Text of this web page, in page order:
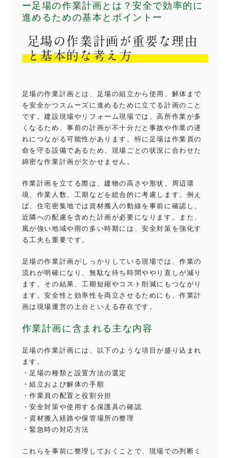
ー足場の作業計画とは？安全で効率的に
進めるための基本とポイントー
足場の作業計画が重要な理由
と基本的な考え方
足場の作業計画とは、足場の組立から使用、解体まで
を安全かつスムーズに進めるために立てる計画のこと
です。建設現場やリフォーム現場では、高所作業が多
くなるため、事前の計画が不十分だと事故や作業の遅
れにつながる可能性があります。特に足場は作業員の
命を守る設備であるため、現場ごとの状況に合わせた
綿密な作業計画が欠かせません。
作業計画を立てる際は、建物の高さや形状、周辺環
境、作業人数、工期などを総合的に考慮します。例え
ば、住宅密集地では資材搬入の動線を事前に確認し、
近隣への配慮を含めた計画が必要になります。また、
風が強い地域や雨の多い時期には、安全対策を強化す
る工夫も重要です。
足場の作業計画がしっかりしている現場では、作業の
流れが明確になり、無駄な待ち時間ややり直しが減り
ます。その結果、工期短縮やコスト削減にもつながり
ます。安全性と効率性を両立させるためにも、作業計
画は現場運営の土台といえる存在です。
作業計画に含まれる主な内容
足場の作業計画には、以下のような項目が盛り込まれ
ます。
・足場の種類と設置方法の選定
・組立および解体の手順
・作業員の配置と役割分担
・安全対策や使用する保護具の確認
・資材搬入経路や保管場所の整理
・緊急時の対応方法
これらを事前に整理しておくことで、現場での判断ミ